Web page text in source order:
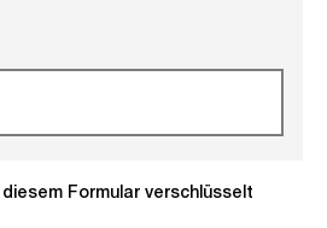
Formular verschlüsselt